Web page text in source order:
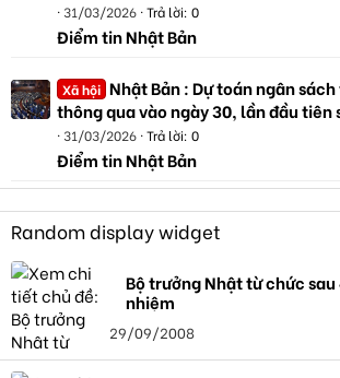
31/03/2026 Trả lời: 0
Điểm tin Nhật Bản
Xã hội Nhật Bản : Dự toán ngân
thông qua vào ngày 30, lần đầu tiên
31/03/2026 Trả lời: 0
Điểm tin Nhật Bản
Random display widget
Bộ trưởng Nhật từ chức
nhiệm
29/09/2008